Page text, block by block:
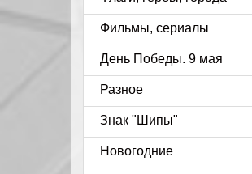
Фильмы, сериалы
День Победы. 9 мая
Разное
Знак "Шипы"
Новогодние